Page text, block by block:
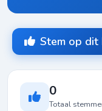
Stem op
0
Totaal